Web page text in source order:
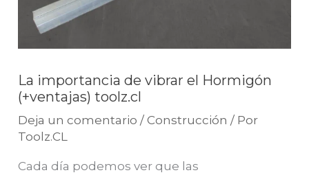
La importancia de vibrar el Hormigón
(+ventajas) toolz.cl
Deja un comentario /Construcción / Por
Toolz.CL
Cada día podemos ver que las